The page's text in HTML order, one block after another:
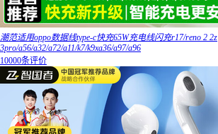
潮范适用oppo数据线type-c快充65W充电线闪充r17/reno 2 2z
3pro/a56/a32/a72/a11/k7/k9xa36/a97/a96
10000条评价